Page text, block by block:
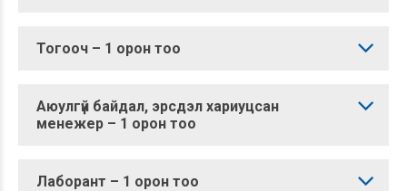
Тогооч – 1 орон тоо
Аюулгүй байдал, эрсдэл хариуцсан
менежер – 1 орон тоо
Лаборант – 1 орон тоо